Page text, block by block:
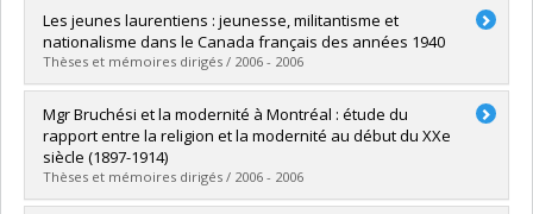
Diplômé(e) :St-Pierre, Stéphane
Cycle :Maîtrise
Diplôme obtenu :M.A.
Lien vers le document dans Papyrus
Les jeunes laurentiens : jeunesse, militantisme et
nationalisme dans le Canada français des années 1940
Thèses et mémoires dirigés / 2006 - 2006
Diplômé(e) : Rajotte, David
Cycle :Maîtrise
Diplôme obtenu :
Lien vers le document dans Papyrus
Mgr Bruchési et la modernité à Montréal : étude du
rapport entre la religion et la modernité au début du XXe
siècle (1897-1914)
Thèses et mémoires dirigés / 2006 - 2006